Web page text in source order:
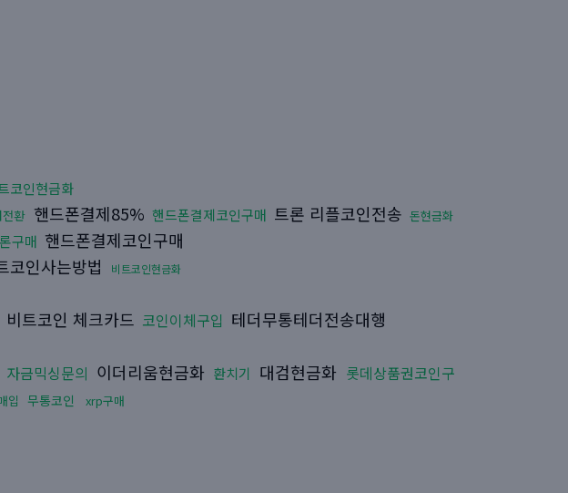
코인현금화
환 핸드폰결제85% 핸드폰결제코인구매 트론 리플코인전송 돈현금화
구매 핸드폰결제코인구매
코인사는방법 비트코인현금화
비트코인 체크카드 코인이체구입 테더무통테더전송대행
자금믹싱문의 이더리움현금화 환치기 대검현금화 롯데상품권코인구
입 무통코인
xrp구매